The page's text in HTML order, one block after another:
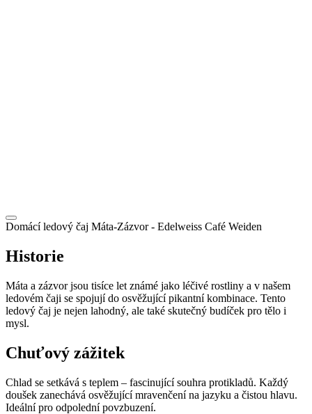
Domácí ledový čaj Máta-Zázvor- Edelweiss Café Weiden
Historie
Máta a zázvor jsou tisíce let známé jako léčivé rostliny a v našem
ledovém čaji se spojují do osvěžující pikantní kombinace. Tento
ledový čaj je nejen lahodný, ale také skutečný budíček pro tělo i
mysl.
Chuťový zážitek
Chlad se setkává s teplem – fascinující souhra protikladů. Každý
doušek zanechává osvěžující mravenčení na jazyku a čistou hlavu.
Ideální pro odpolední povzbuzení.